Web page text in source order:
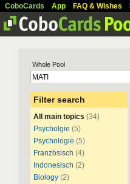
CoboCards App FAQ & Wishes
Whole Pool
Filter search
All main topics (34)
Psycholgie (5)
Psychologie (5)
Französisch (4)
Indonesisch (2)
Biology (2)